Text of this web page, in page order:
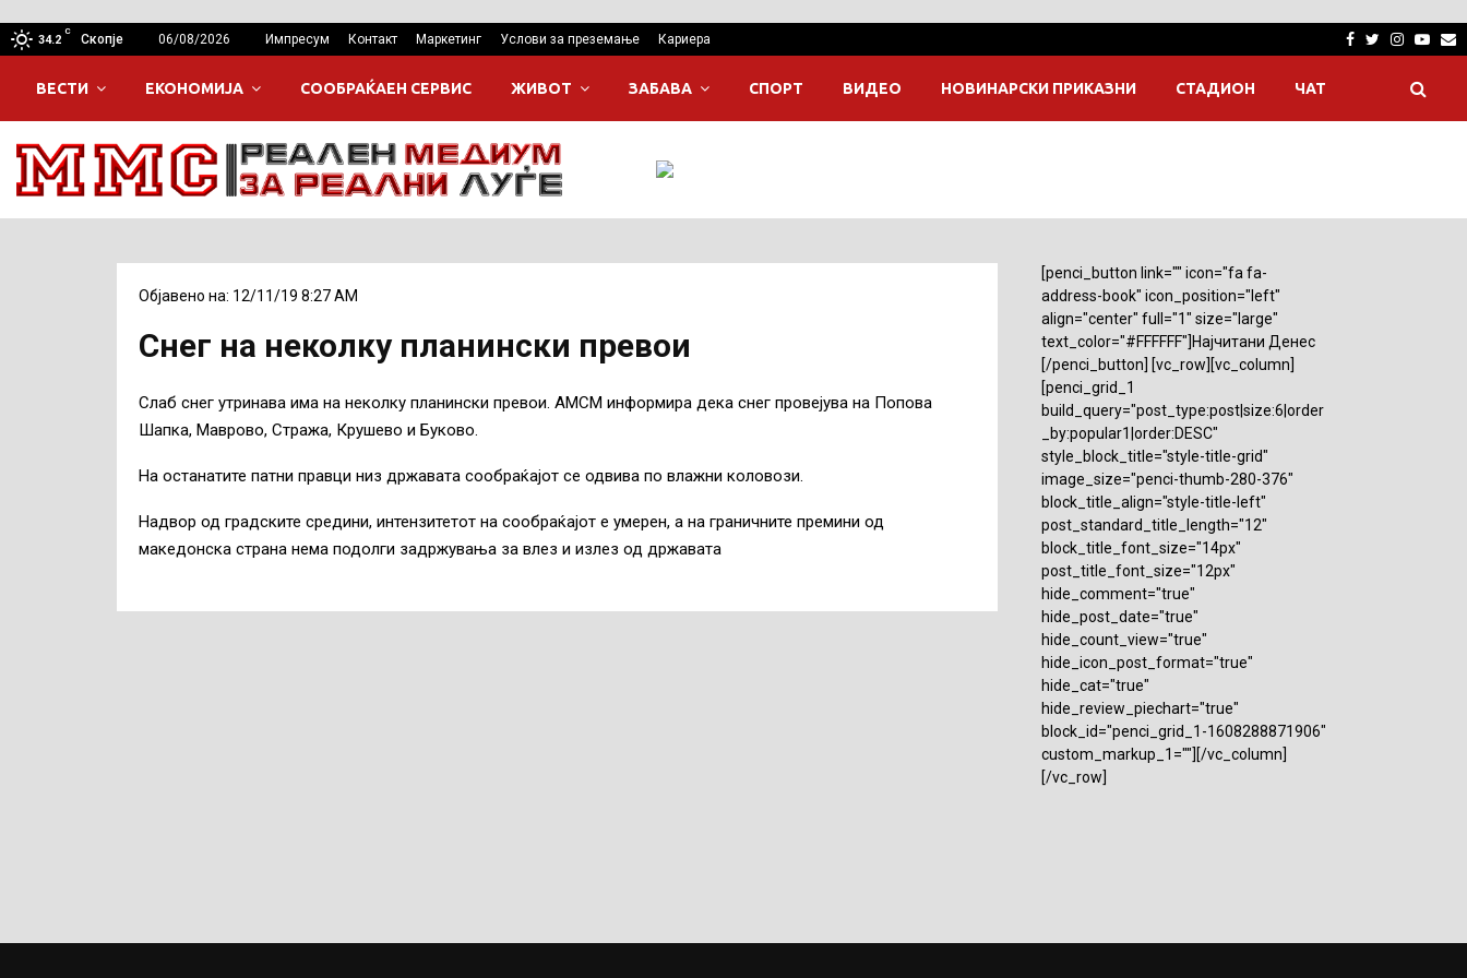
34.2
C
Скопје 06/08/2026 Импресум Контакт Маркетинг Услови за преземање Кариера Facebook
Twitter
ВЕСТИ ЕКОНОМИЈА СООБРАЌАЕН СЕРВИС ЖИВОТ ЗАБАВА СПОРТ ВИДЕО НОВИНАРСКИ ПРИКАЗНИ СТАДИОН ЧАТ
Објавено на: 12/11/19 8:27 AM
Снег на неколку планински превои
Слаб снег утринава има на неколку планински превои. АМСМ информира дека снег провејува на Попова
Шапка, Маврово, Стража, Крушево и Буково.
На останатите патни правци низ државата сообраќајот се одвива по влажни коловози.
Надвор од градските средини, интензитетот на сообраќајот е умерен, а на граничните премини од
македонска страна нема подолги задржувања за влез и излез од државата
[penci_button link="" icon="fa fa-
address-book" icon_position="left"
align="center" full="1" size="large"
text_color="#FFFFFF"]Најчитани Денес
[/penci_button] [vc_row][vc_column]
[penci_grid_1
build_query="post_type:post|size:6|order
_by:popular1|order:DESC"
style_block_title="style-title-grid"
image_size="penci-thumb-280-376"
block_title_align="style-title-left"
post_standard_title_length="12"
block_title_font_size="14px"
post_title_font_size="12px"
hide_comment="true"
hide_post_date="true"
hide_count_view="true"
hide_icon_post_format="true"
hide_cat="true"
hide_review_piechart="true"
block_id="penci_grid_1-1608288871906"
custom_markup_1=""][/vc_column]
[/vc_row]